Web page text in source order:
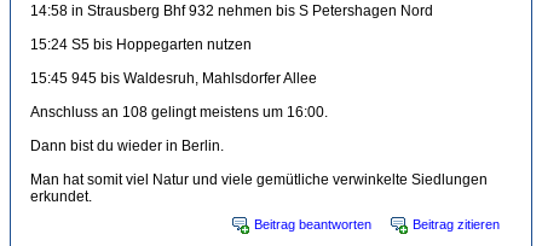
14:58 in Strausberg Bhf 932 nehmen bis S Petershagen Nord
15:24 S5 bis Hoppegarten nutzen
15:45 945 bis Waldesruh, Mahlsdorfer Allee
Anschluss an 108 gelingt meistens um 16:00.
Dann bist du wieder in Berlin.
Man hat somit viel Natur und viele gemütliche verwinkelte Siedlungen
erkundet.
Beitrag beantworten Beitrag zitieren